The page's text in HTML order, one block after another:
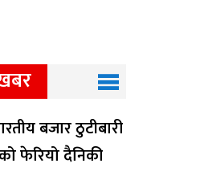
बजार ठुटीबारी
फेरियो दैनिकी